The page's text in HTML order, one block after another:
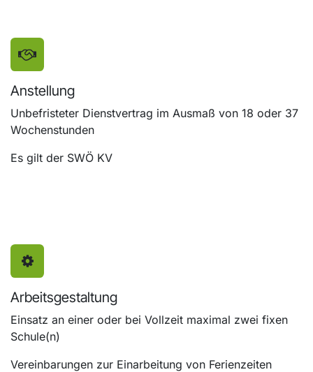
Anstellung
Unbefristeter Dienstvertrag im Ausmaß von 18 oder 37
Wochenstunden
Es gilt der SWÖ KV
Arbeitsgestaltung
Einsatz an einer oder bei Vollzeit maximal zwei fixen
Schule(n)
Vereinbarungen zur Einarbeitung von Ferienzeiten